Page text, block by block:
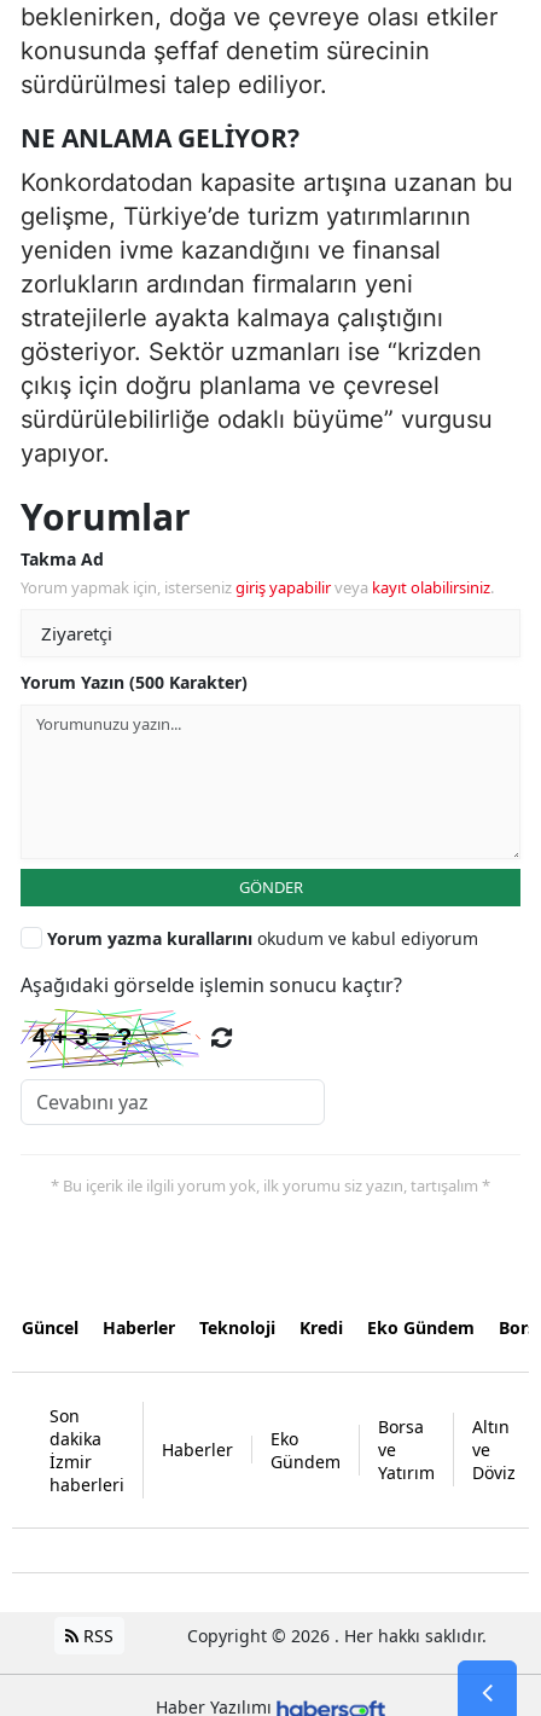
beklenirken, doğa ve çevreye olası etkiler
konusunda şeffaf denetim sürecinin
sürdürülmesi talep ediliyor.
NE ANLAMA GELIYOR?
Konkordatodan kapasite artışına uzanan bu
gelişme, Türkiye’de turizm yatırımlarının
yeniden ivme kazandığını ve finansal
zorlukların ardından firmaların yeni
stratejilerle ayakta kalmaya çalıştığını
gösteriyor. Sektör uzmanları ise “krizden
çıkış için doğru planlama ve çevresel
sürdürülebilirliğe odaklı büyüme” vurgusu
yapıyor.
Yorumlar
Takma Ad
Yorum yapmak için, istersenizgiriş yapabilirveya kayıt olabilirsiniz.
Yorum Yazın (500 Karakter)
GÖNDER
Yorum yazma kurallarını okudum ve kabul ediyorum
Aşağıdaki görselde işlemin sonucu kaçtır?
* Bu içerik ile ilgili yorum yok, ilk yorumu siz yazın, tartışalım *
Güncel Haberler Teknoloji Kredi Eko Gündem
Son
dakika
İzmir
haberleri
Haberler
Eko
Gündem
Borsa
ve
Yatırım
Altın
ve
Döviz
RSS Copyright © 2026 . Her hakkı saklıdır.
Haber Yazılımı